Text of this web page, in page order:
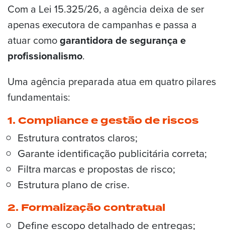
Com a Lei 15.325/26, a agência deixa de ser
apenas executora de campanhas e passa a
atuar comogarantidora de segurança e
profissionalismo.
Uma agência preparada atua em quatro pilares
fundamentais:
1. Compliance e gestão de riscos
Estrutura contratos claros;
Garante identificação publicitária correta;
Filtra marcas e propostas de risco;
Estrutura plano de crise.
2. Formalização contratual
Define escopo detalhado de entregas;